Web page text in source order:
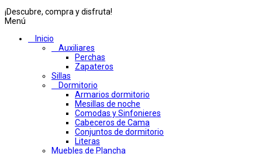
¡Descubre, compra y disfruta!
Menú
Inicio
Auxiliares
Perchas
Zapateros
Sillas
Dormitorio
Armarios dormitorio
Mesillas de noche
Comodas y Sinfonieres
Cabeceros de Cama
Conjuntos de dormitorio
Literas
Muebles de Plancha